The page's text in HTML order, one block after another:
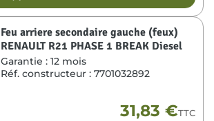
Feu arriere secondaire gauche (feux)
RENAULT R21 PHASE 1 BREAK Diesel
Garantie : 12 mois
Réf. constructeur : 7701032892
31,83 €TTC